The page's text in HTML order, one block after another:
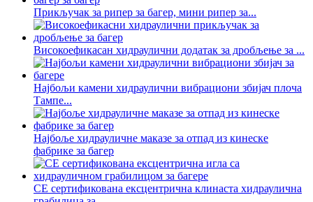
Прикључак за рипер за багер, мини рипер за...
Високоефикасан хидраулични додатак за дробљење за ...
Најбољи камени хидраулични вибрациони збијач плоча
Тампе...
Најбоље хидрауличне маказе за отпад из кинеске
фабрике за багер
CE сертификована ексцентрична клинаста хидраулична